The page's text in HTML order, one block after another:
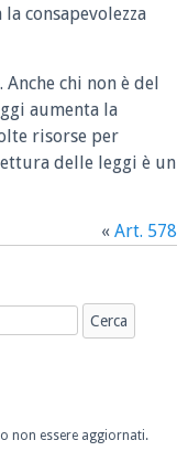
consapevolezza
chi non è del
aumenta la
risorse per
delle leggi è un
« Art. 578
non essere aggiornati.